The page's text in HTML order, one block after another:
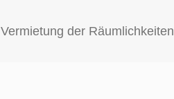
Vermietung der Räumlichkeiten